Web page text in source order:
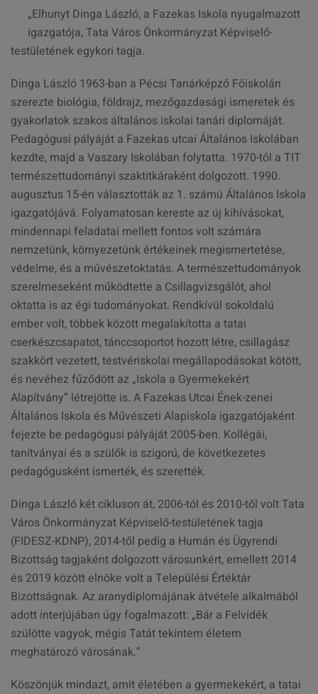
„Elhunyt Dinga László, a Fazekas Iskola nyugalmazott
igazgatója, Tata Város Önkormányzat Képviselő-
testületének egykori tagja.
Dinga László 1963-ban a Pécsi Tanárképző Főiskolán
szerezte biológia, földrajz, mezőgazdasági ismeretek és
gyakorlatok szakos általános iskolai tanári diplomáját.
Pedagógusi pályáját a Fazekas utcai Általános Iskolában
kezdte, majd a Vaszary Iskolában folytatta. 1970-től a TIT
természettudományi szaktitkáraként dolgozott. 1990.
augusztus 15-én választották az 1. számú Általános Iskola
igazgatójává. Folyamatosan kereste az új kihívásokat,
mindennapi feladatai mellett fontos volt számára
nemzetünk, környezetünk értékeinek megismertetése,
védelme, és a művészetoktatás. A természettudományok
szerelmeseként működtette a Csillagvizsgálót, ahol
oktatta is az égi tudományokat. Rendkívül sokoldalú
ember volt, többek között megalakította a tatai
cserkészcsapatot, tánccsoportot hozott létre, csillagász
szakkört vezetett, testvériskolai megállapodásokat kötött,
és nevéhez fűződött az „Iskola a Gyermekekért
Alapítvány” létrejötte is. A Fazekas Utcai Ének-zenei
Általános Iskola és Művészeti Alapiskola igazgatójaként
fejezte be pedagógusi pályáját 2005-ben. Kollégái,
tanítványai és a szülők is szigorú, de következetes
pedagógusként ismerték, és szerették.
Dinga László két cikluson át, 2006-tól és 2010-től volt Tata
Város Önkormányzat Képviselő-testületének tagja
(FIDESZ-KDNP), 2014-től pedig a Humán és Ügyrendi
Bizottság tagjaként dolgozott városunkért, emellett 2014
és 2019 között elnöke volt a Települési Értéktár
Bizottságnak. Az aranydiplomájának átvétele alkalmából
adott interjújában úgy fogalmazott: „Bár a Felvidék
szülötte vagyok, mégis Tatát tekintem életem
meghatározó városának.”
Köszönjük mindazt, amit életében a gyermekekért, a tatai